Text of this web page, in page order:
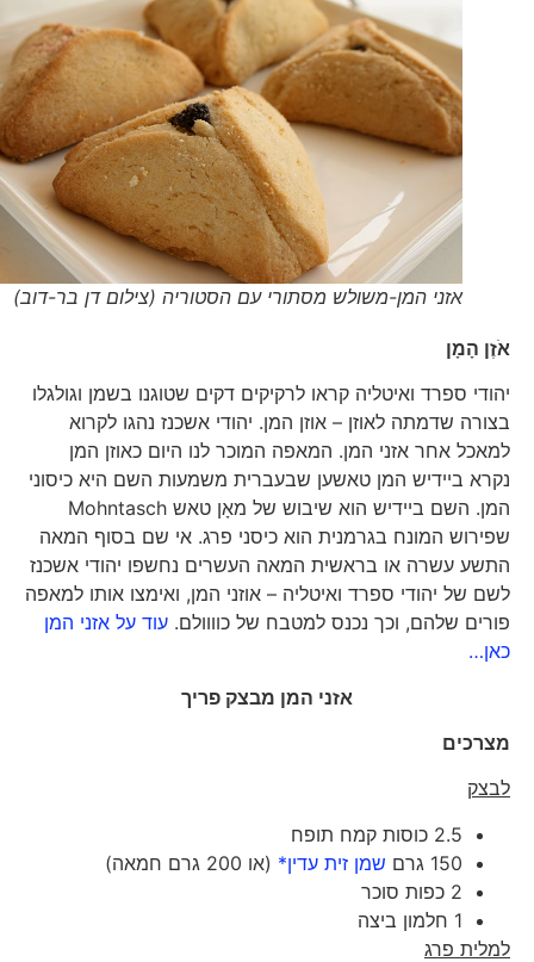
אזני המן-משולש מסתורי עם הסטוריה (צילום דן בר-דוב)
אֹזֶן הָמָן
יהודי ספרד ואיטליה קראו לרקיקים דקים שטוגנו בשמן וגולגלו
בצורה שדמתה לאוזן – אוזן המן. יהודי אשכנז נהגו לקרוא
למאכל אחר אזני המן. המאפה המוכר לנו היום כאוזן המן
נקרא ביידיש המן טאשען שבעברית משמעות השם היא כיסוני
המן. השם ביידיש הוא שיבוש של מאָן טאש Mohntasch
שפירוש המונח בגרמנית הוא כיסני פרג. אי שם בסוף המאה
התשע עשרה או בראשית המאה העשרים נחשפו יהודי אשכנז
לשם של יהודי ספרד ואיטליה – אוזני המן, ואימצו אותו למאפה
פורים שלהם, וכך נכנס למטבח של כוווולם.עוד על אזני המן
כאן…
אזני המן מבצק פריך
מצרכים
לבצק
2.5 כוסות קמח תופח
150 גרם
שמן זית עדין*(או 200 גרם חמאה)
2 כפות סוכר
1 חלמון ביצה
למלית פרג